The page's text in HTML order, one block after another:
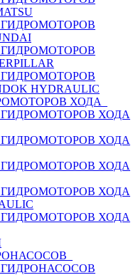
HYDRAULIC
ХОДА
ХОДА
ХОДА
ХОДА
ХОДА
ХОДА